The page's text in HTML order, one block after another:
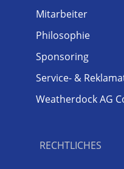
Mitarbeiter
Philosophie
Sponsoring
Service- &
Weatherdock AG
RECHTLICHES